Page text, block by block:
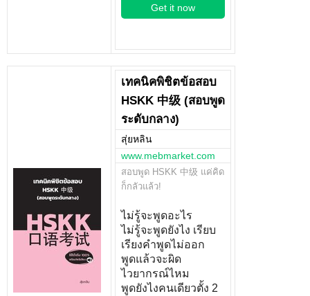
Get it now
เทคนิคพิชิตข้อสอบ
HSKK 中级 (สอบพูด
ระดับกลาง)
สุ่ยหลิน
www.mebmarket.com
สอบพูด HSKK 中级 แค่คิด
ก็กลัวแล้ว!
ไม่รู้จะพูดอะไร
ไม่รู้จะพูดยังไง เรียบ
เรียงคำพูดไม่ออก
พูดแล้วจะผิด
ไวยากรณ์ไหม
พูดยังไงคนเดียวตั้ง 2